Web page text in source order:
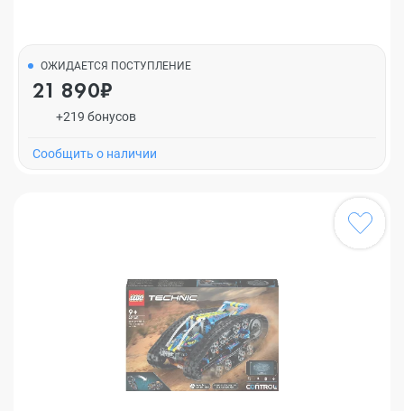
ОЖИДАЕТСЯ ПОСТУПЛЕНИЕ
21 890₽
+219 бонусов
Cообщить о наличии